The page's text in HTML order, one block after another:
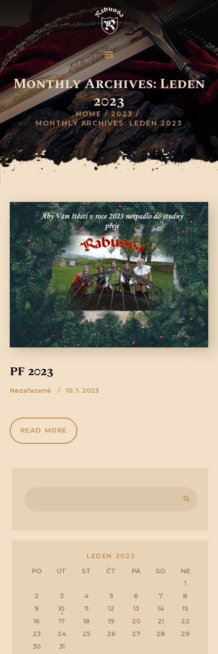
Monthly Archives: Leden
2023
HOME
2023
MONTHLY ARCHIVES: LEDEN 2023
PF 2023
Nezařazené 10. 1. 2023
READ MORE
LEDEN 2023
PO
ÚT ST ČT PÁ SO
NE
1
2
3 4 5 6 7
8
9
10 11 12 13 14
15
16
17 18 19 20 21
22
23
24 25 26 27 28
29
30
31